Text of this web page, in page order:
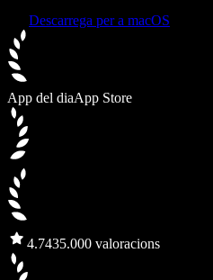
Descarrega per a macOS
App del diaApp Store
4.7435.000 valoracions